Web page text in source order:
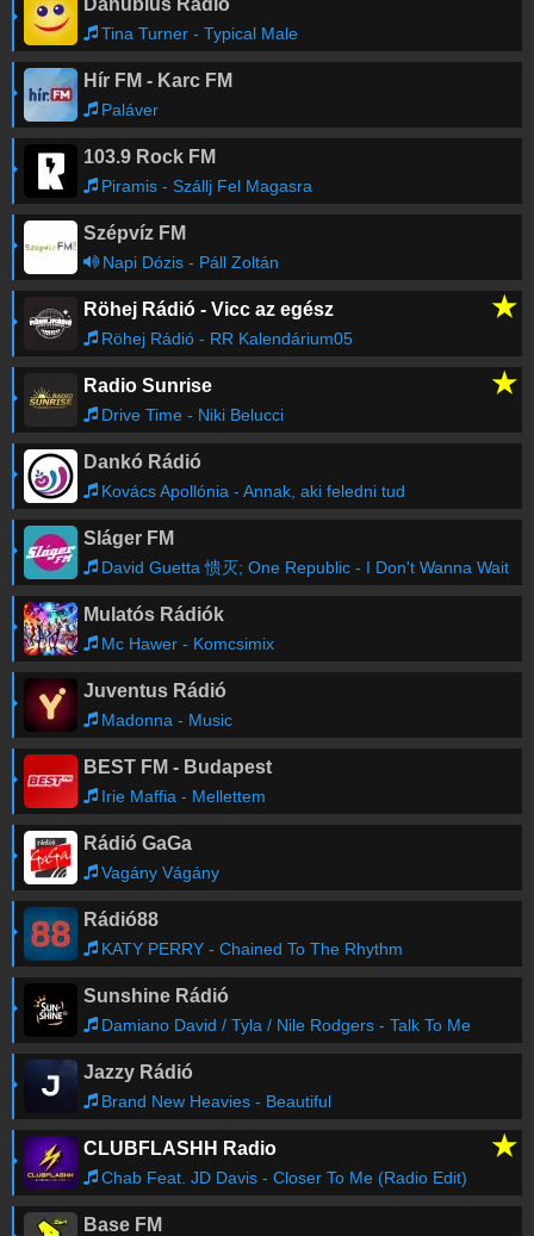
Danubius Rádió
Tina Turner - Typical Male
Hír FM - Karc FM
Paláver
103.9 Rock FM
Piramis - Szállj Fel Magasra
Szépvíz FM
Napi Dózis - Páll Zoltán
Röhej Rádió - Vicc az egész ★
Röhej Rádió - RR Kalendárium05
Radio Sunrise ★
Drive Time - Niki Belucci
Dankó Rádió
Kovács Apollónia - Annak, aki feledni tud
Sláger FM
David Guetta 愦灭; One Republic - I Don't Wanna Wait
Mulatós Rádiók
Mc Hawer - Komcsimix
Juventus Rádió
Madonna - Music
BEST FM - Budapest
Irie Maffia - Mellettem
Rádió GaGa
Vagány Vágány
Rádió88
KATY PERRY - Chained To The Rhythm
Sunshine Rádió
Damiano David / Tyla / Nile Rodgers - Talk To Me
Jazzy Rádió
Brand New Heavies - Beautiful
CLUBFLASHH Radio ★
Chab Feat. JD Davis - Closer To Me (Radio Edit)
Base FM